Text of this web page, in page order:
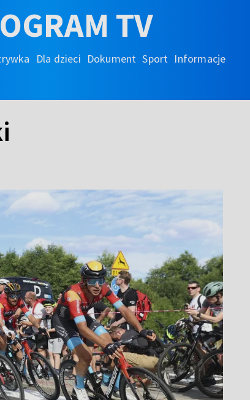
TV
Dla dzieci Dokument Sport Informacje